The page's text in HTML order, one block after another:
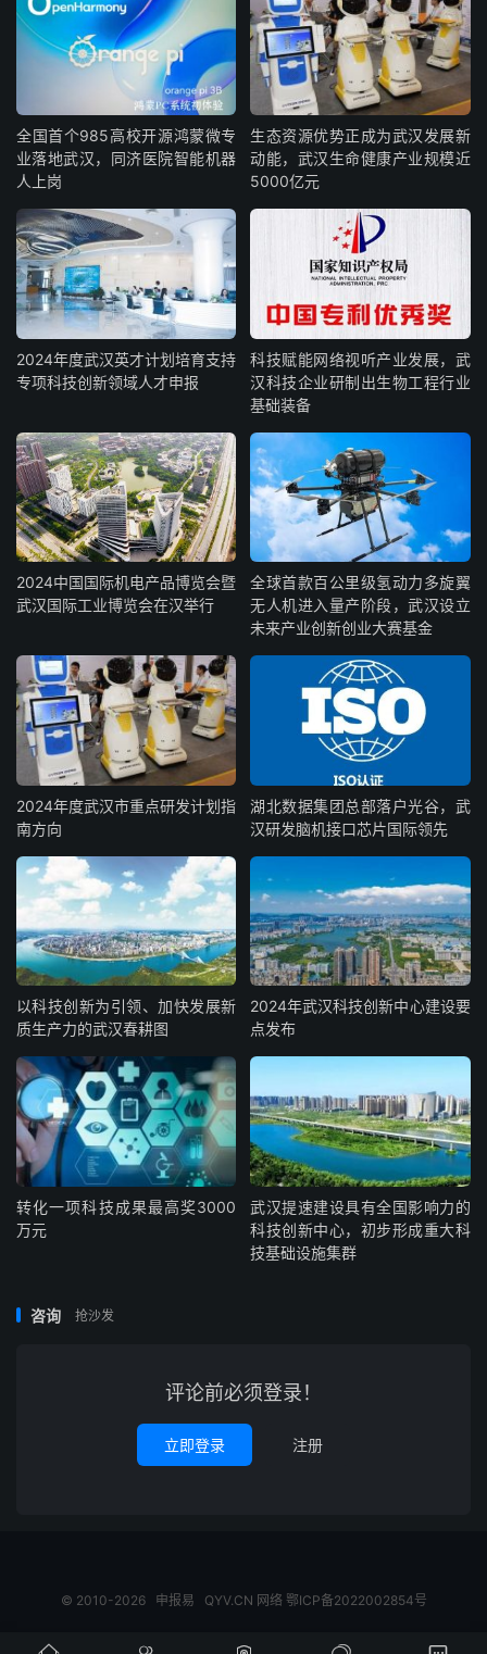
全国首个985高校开源鸿蒙微专
业落地武汉，同济医院智能机器
人上岗
生态资源优势正成为武汉发展新
动能，武汉生命健康产业规模近
5000亿元
2024年度武汉英才计划培育支持
专项科技创新领域人才申报
科技赋能网络视听产业发展，武
汉科技企业研制出生物工程行业
基础装备
2024中国国际机电产品博览会暨
武汉国际工业博览会在汉举行
全球首款百公里级氢动力多旋翼
无人机进入量产阶段，武汉设立
未来产业创新创业大赛基金
2024年度武汉市重点研发计划指
南方向
湖北数据集团总部落户光谷，武
汉研发脑机接口芯片国际领先
以科技创新为引领、加快发展新
质生产力的武汉春耕图
2024年武汉科技创新中心建设要
点发布
转化一项科技成果最高奖3000
万元
武汉提速建设具有全国影响力的
科技创新中心，初步形成重大科
技基础设施集群
咨询 抢沙发
评论前必须登录！
立即登录 注册
© 2010-2026 申报易 QYV.CN 网络 鄂ICP备2022002854号